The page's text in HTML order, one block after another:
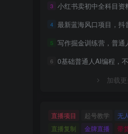
3 小红书卖初中全科目资料，客单
4 最新蓝海风口项目，抖音漫剧，0粉不实名
5 写作掘金训练营，普通人如何依靠写作过上理想生活
6 0基础普通人AI编程，不用手写一行代码，AI开发到
加载
直播项目 起号教学 无
直播复制
金牌直播
带